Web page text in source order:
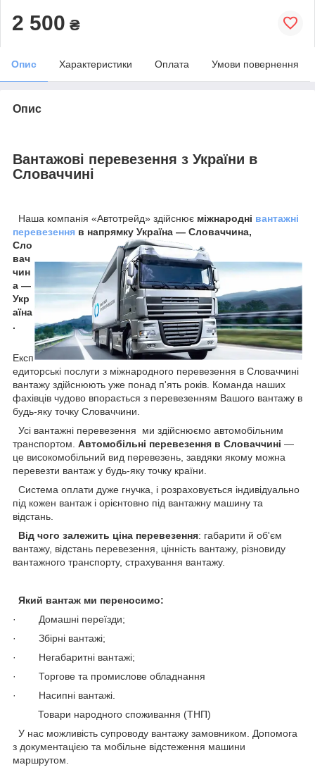
2 500 ₴
Опис Характеристики Оплата Умови повернення
Опис
Вантажові перевезення з України в
Словаччині
Наша компанія «Автотрейд» здійснює міжнародні вантажні
перевезення в напрямку Україна — Словаччина,
Сло
вач
чин
а —
Укр
аїна
.
Експ
едиторські послуги з міжнародного перевезення в Словаччині
вантажу здійснюють уже понад п'ять років. Команда наших
фахівців чудово впорається з перевезенням Вашого вантажу в
будь-яку точку Словаччини.
Усі вантажні перевезення ми здійснюємо автомобільним
транспортом. Автомобільні перевезення в Словаччині —
це високомобільний вид перевезень, завдяки якому можна
перевезти вантаж у будь-яку точку країни.
Система оплати дуже гнучка, і розраховується індивідуально
під кожен вантаж і орієнтовно під вантажну машину та
відстань.
Від чого залежить ціна перевезення: габарити й об'єм
вантажу, відстань перевезення, цінність вантажу, різновиду
вантажного транспорту, страхування вантажу.
Який вантаж ми переносимо:
· Домашні переїзди;
· Збірні вантажі;
· Негабаритні вантажі;
· Торгове та промислове обладнання
· Насипні вантажі.
Товари народного споживання (ТНП)
У нас можливість супроводу вантажу замовником. Допомога
з документацією та мобільне відстеження машини
маршрутом.